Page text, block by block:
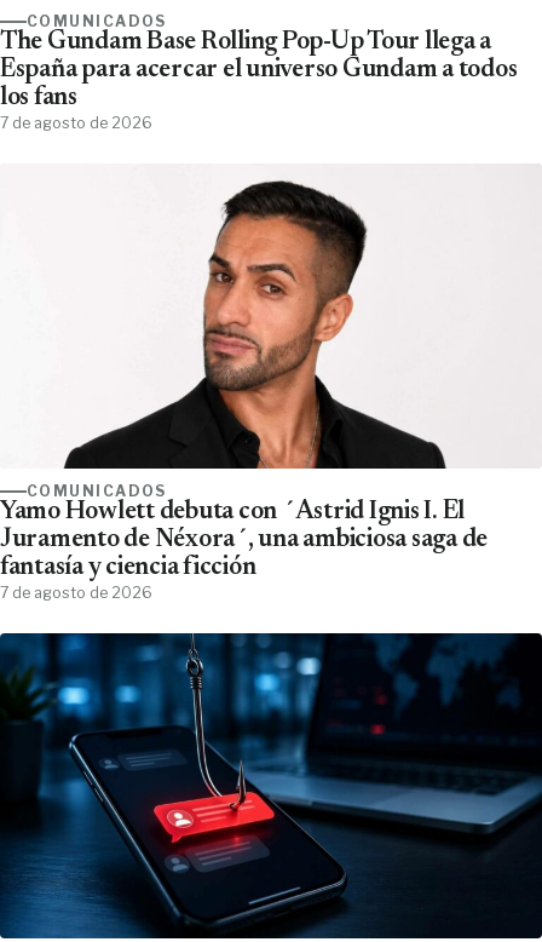
COMUNICADOS
The Gundam Base Rolling Pop-Up Tour llega a
España para acercar el universo Gundam a todos
los fans
7 de agosto de 2026
COMUNICADOS
Yamo Howlett debuta con ´Astrid Ignis I. El
Juramento de Néxora´, una ambiciosa saga de
fantasía y ciencia ficción
7 de agosto de 2026